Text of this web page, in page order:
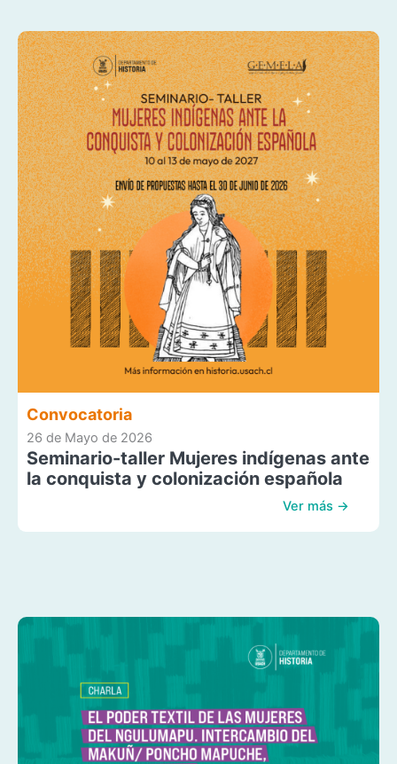
Convocatoria
26 de Mayo de 2026
Seminario-taller Mujeres indígenas ante
la conquista y colonización española
Ver más →